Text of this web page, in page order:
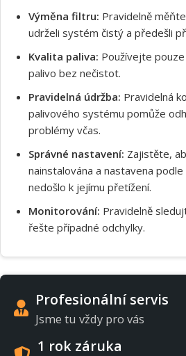
Výměna filtru: Pravidelně
udrželi systém čistý a předešli
Kvalita paliva: Používejte
palivo bez nečistot.
Pravidelná údržba: Pravidelná
palivového systému pomůže
problémy včas.
Správné nastavení: Zajistěte,
nainstalována a nastavena
nedošlo k jejímu přetížení.
Monitorování: Pravidelně
řešte případné odchylky.
Profesionální servis
Jsme tu vždy pro vás
1 rok záruka